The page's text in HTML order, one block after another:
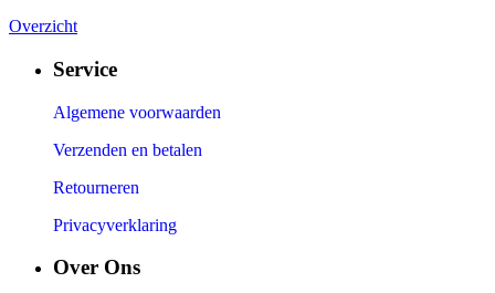
Overzicht
Service
Algemene voorwaarden
Verzenden en betalen
Retourneren
Privacyverklaring
Over Ons